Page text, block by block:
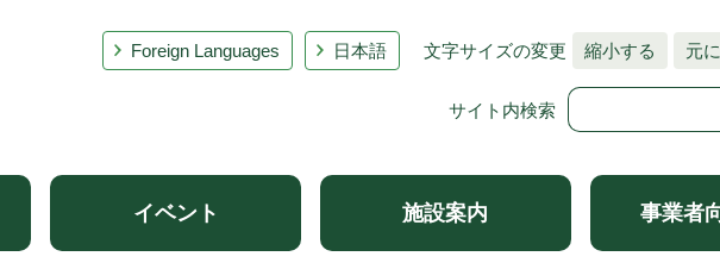
Foreign Languages 日本語 文字サイズの変更 縮小する 元
サイト内検索
イベント 施設案内 事業者